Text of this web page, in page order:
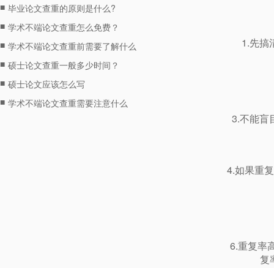
■ 毕业论文查重的原则是什么?
■ 学术不端论文查重怎么免费？
■ 学术不端论文查重前需要了解什么
■ 硕士论文查重一般多少时间？
■ 硕士论文应该怎么写
■ 学术不端论文查重需要注意什么
1.先搞
3.不能盲
4.如果重
6.重复率
复